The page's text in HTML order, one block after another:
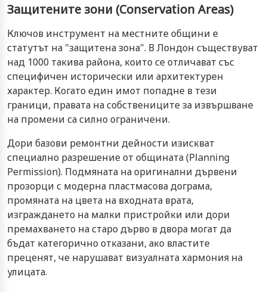
Защитените зони (Conservation Areas)
Ключов инструмент на местните общини е
статутът на "защитена зона". В Лондон съществуват
над 1000 такива района, които се отличават със
специфичен исторически или архитектурен
характер. Когато един имот попадне в тези
граници, правата на собствениците за извършване
на промени са силно ограничени.
Дори базови ремонтни дейности изискват
специално разрешение от общината (Planning
Permission). Подмяната на оригинални дървени
прозорци с модерна пластмасова дограма,
промяната на цвета на входната врата,
изграждането на малки пристройки или дори
премахването на старо дърво в двора могат да
бъдат категорично отказани, ако властите
преценят, че нарушават визуалната хармония на
улицата.